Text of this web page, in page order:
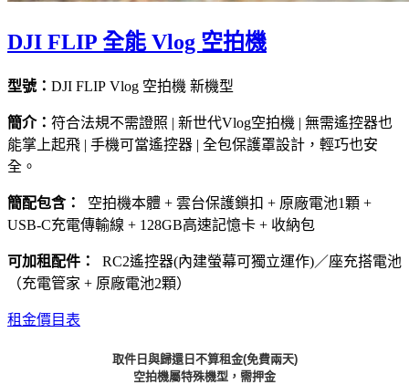
DJI FLIP 全能 Vlog 空拍機
型號： DJI FLIP Vlog 空拍機 新機型
簡介： 符合法規不需證照 | 新世代Vlog空拍機 | 無需遙控器也
能掌上起飛 | 手機可當遙控器 | 全包保護罩設計，輕巧也安
全。
簡配包含：
空拍機本體 + 雲台保護鎖扣 + 原廠電池1顆 +
USB-C充電傳輸線 + 128GB高速記憶卡 + 收納包
可加租配件：
RC2遙控器(內建螢幕可獨立運作)／座充搭電池
（充電管家 + 原廠電池2顆）
租金價目表
取件日與歸還日不算租金(免費兩天)
空拍機屬特殊機型，需押金